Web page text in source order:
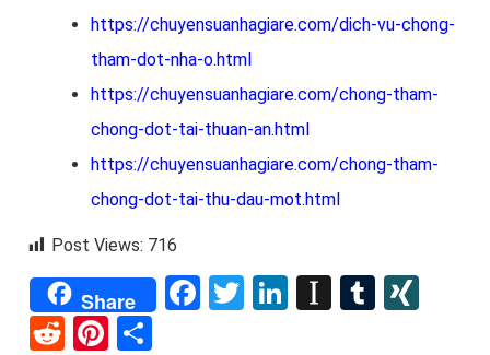
https://chuyensuanhagiare.com/dich-vu-chong-
tham-dot-nha-o.html
https://chuyensuanhagiare.com/chong-tham-
chong-dot-tai-thuan-an.html
https://chuyensuanhagiare.com/chong-tham-
chong-dot-tai-thu-dau-mot.html
Post Views: 716
Share Facebook
Twitter
LinkedInTumblr
RedditPinterest